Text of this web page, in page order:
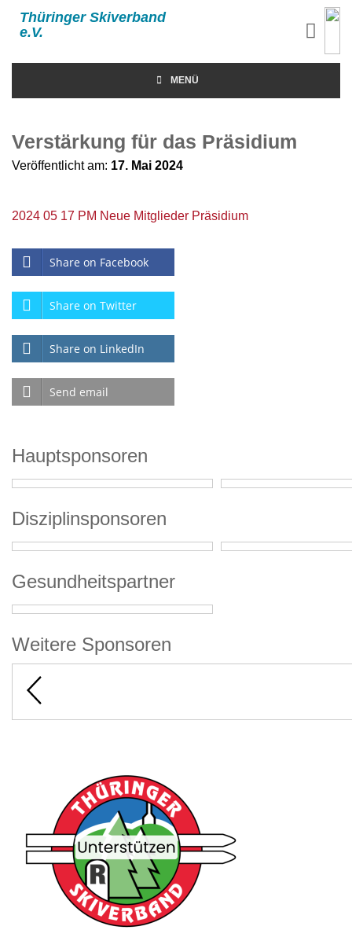
Thüringer Skiverband
e.V.
MENÜ
Verstärkung für das Präsidium
Veröffentlicht am: 17. Mai 2024
2024 05 17 PM Neue Mitglieder Präsidium
Share on Facebook
Share on Twitter
Share on LinkedIn
Send email
Hauptsponsoren
Disziplinsponsoren
Gesundheitspartner
Weitere Sponsoren